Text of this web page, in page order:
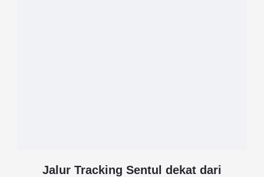
Jalur Tracking Sentul dekat dari